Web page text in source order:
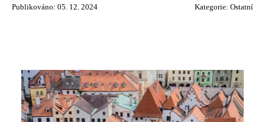
Publikováno: 05. 12. 2024 Kategorie: Ostatní